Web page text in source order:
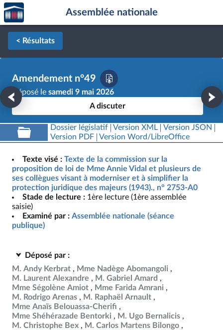
Aller au contenu
Aller en bas de la page
Accèder
à la
page
d'accueil
Assemblée nationale
< Résultats
Amendement n°49
Déposé le samedi 9 mai 2026
A discuter
Dossier législatif Version XML
Version JSON
Version PDF
Version Word/LibreOffice
Texte visé : Texte de la commission sur la
proposition de loi de Mme Annie Vidal et plusieurs de
ses collègues visant à moderniser et à simplifier la
protection juridique des majeurs (1943)., n° 2753-A0
Stade de lecture : 1ère lecture (1ère assemblée
saisie)
Examiné par : Assemblée nationale (séance
publique)
Déposé par :
M. Andy Kerbrat
Mme Nadège Abomangoli
M. Laurent Alexandre
M. Gabriel Amard
Mme Ségolène Amiot
Mme Farida Amrani
M. Rodrigo Arenas
M. Raphaël Arnault
Mme Anaïs Belouassa-Cherifi
Mme Shéhérazade Bentorki
M. Ugo Bernalicis
M. Christophe Bex
M. Carlos Martens Bilongo